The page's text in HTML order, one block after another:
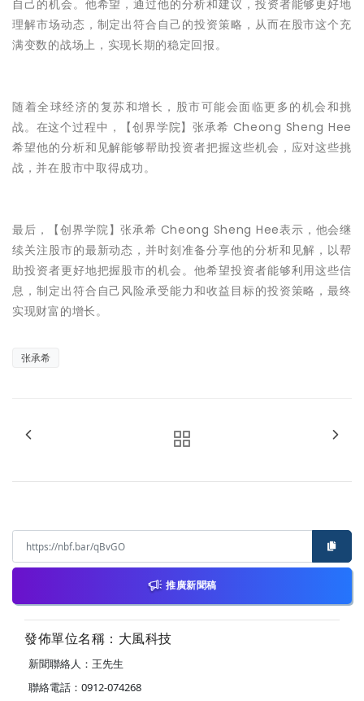
自己的机会。他希望，通过他的分析和建议，投资者能够更好地
理解市场动态，制定出符合自己的投资策略，从而在股市这个充
满变数的战场上，实现长期的稳定回报。
随着全球经济的复苏和增长，股市可能会面临更多的机会和挑
战。在这个过程中，【创界学院】张承希 Cheong Sheng Hee
希望他的分析和见解能够帮助投资者把握这些机会，应对这些挑
战，并在股市中取得成功。
最后，【创界学院】张承希 Cheong Sheng Hee表示，他会继
续关注股市的最新动态，并时刻准备分享他的分析和见解，以帮
助投资者更好地把握股市的机会。他希望投资者能够利用这些信
息，制定出符合自己风险承受能力和收益目标的投资策略，最终
实现财富的增长。
张承希
推廣新聞稿
發佈單位名稱：大風科技
新聞聯絡人：王先生
聯絡電話：0912-074268